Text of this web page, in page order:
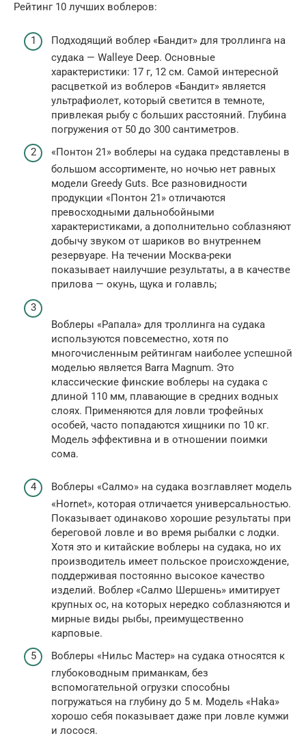
Рейтинг 10 лучших воблеров:
Подходящий воблер «Бандит» для троллинга на
судака — Walleye Deep. Основные
характеристики: 17 г, 12 см. Самой интересной
расцветкой из воблеров «Бандит» является
ультрафиолет, который светится в темноте,
привлекая рыбу с больших расстояний. Глубина
погружения от 50 до 300 сантиметров.
«Понтон 21» воблеры на судака представлены в
большом ассортименте, но ночью нет равных
модели Greedy Guts. Все разновидности
продукции «Понтон 21» отличаются
превосходными дальнобойными
характеристиками, а дополнительно соблазняют
добычу звуком от шариков во внутреннем
резервуаре. На течении Москва-реки
показывает наилучшие результаты, а в качестве
прилова — окунь, щука и голавль;
Воблеры «Рапала» для троллинга на судака
используются повсеместно, хотя по
многочисленным рейтингам наиболее успешной
моделью является Barra Magnum. Это
классические финские воблеры на судака с
длиной 110 мм, плавающие в средних водных
слоях. Применяются для ловли трофейных
особей, часто попадаются хищники по 10 кг.
Модель эффективна и в отношении поимки
сома.
Воблеры «Салмо» на судака возглавляет модель
«Hornet», которая отличается универсальностью.
Показывает одинаково хорошие результаты при
береговой ловле и во время рыбалки с лодки.
Хотя это и китайские воблеры на судака, но их
производитель имеет польское происхождение,
поддерживая постоянно высокое качество
изделий. Воблер «Салмо Шершень» имитирует
крупных ос, на которых нередко соблазняются и
мирные виды рыбы, преимущественно
карповые.
Воблеры «Нильс Мастер» на судака относятся к
глубоководным приманкам, без
вспомогательной огрузки способны
погружаться на глубину до 5 м. Модель «Haka»
хорошо себя показывает даже при ловле кумжи
и лосося.